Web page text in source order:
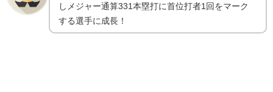
しメジャー通算331本塁打に首位打者1回をマーク
する選手に成長！